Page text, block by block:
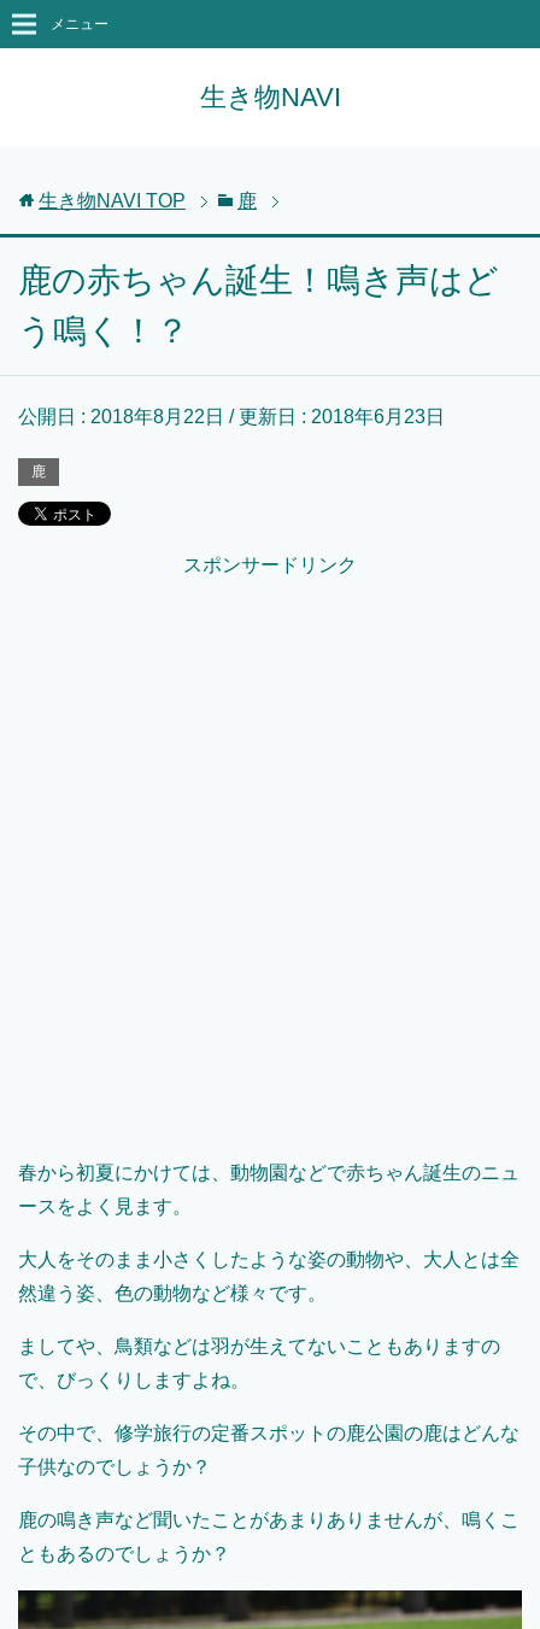
生き物NAVI
メニュー
生き物NAVI TOP 鹿
鹿の赤ちゃん誕生！鳴き声はど
う鳴く！？
公開日 : 2018年8月22日 / 更新日 : 2018年6月23日
鹿
スポンサードリンク
春から初夏にかけては、動物園などで赤ちゃん誕生のニュ
ースをよく見ます。
大人をそのまま小さくしたような姿の動物や、大人とは全
然違う姿、色の動物など様々です。
ましてや、鳥類などは羽が生えてないこともありますの
で、びっくりしますよね。
その中で、修学旅行の定番スポットの鹿公園の鹿はどんな
子供なのでしょうか？
鹿の鳴き声など聞いたことがあまりありませんが、鳴くこ
ともあるのでしょうか？